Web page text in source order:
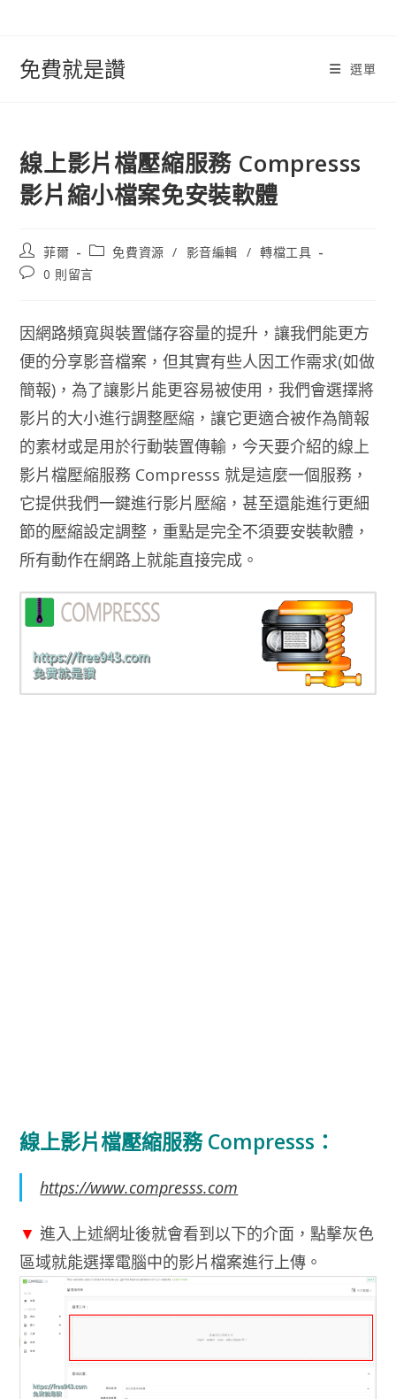
免費就是讚 選單
線上影片檔壓縮服務 Compresss
影片縮小檔案免安裝軟體
文
章
作
菲爾
文
章
類
免費資源 / 影音編輯 / 轉檔工具
文
論：
0 則留言
因網路頻寬與裝置儲存容量的提升，讓我們能更方
便的分享影音檔案，但其實有些人因工作需求(如做
簡報)，為了讓影片能更容易被使用，我們會選擇將
影片的大小進行調整壓縮，讓它更適合被作為簡報
的素材或是用於行動裝置傳輸，今天要介紹的線上
影片檔壓縮服務 Compresss 就是這麼一個服務，
它提供我們一鍵進行影片壓縮，甚至還能進行更細
節的壓縮設定調整，重點是完全不須要安裝軟體，
所有動作在網路上就能直接完成。
線上影片檔壓縮服務 Compresss：
https://www.compresss.com
▼ 進入上述網址後就會看到以下的介面，點擊灰色
區域就能選擇電腦中的影片檔案進行上傳。